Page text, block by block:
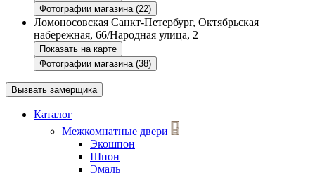
Фотографии магазина (22)
Ломоносовская Санкт-Петербург, Октябрьская
набережная, 66/Народная улица, 2
Показать на карте
Фотографии магазина (38)
Вызвать замерщика
Каталог
Межкомнатные двери
Экошпон
Шпон
Эмаль